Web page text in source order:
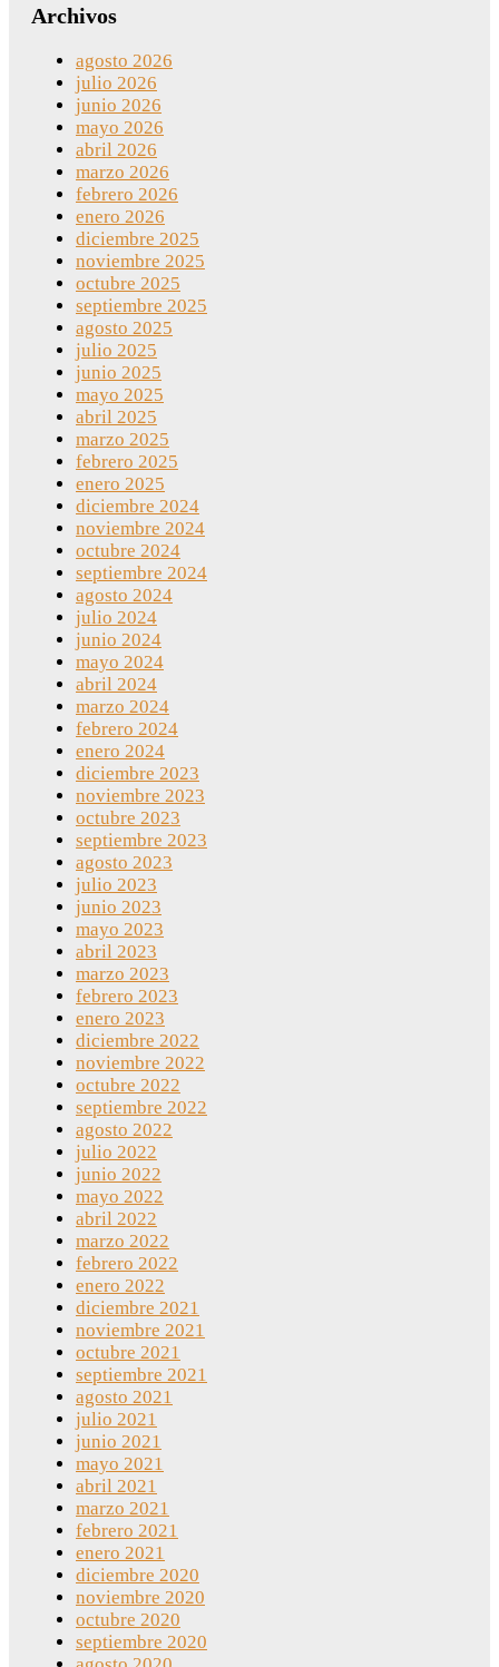
Archivos
agosto 2026
julio 2026
junio 2026
mayo 2026
abril 2026
marzo 2026
febrero 2026
enero 2026
diciembre 2025
noviembre 2025
octubre 2025
septiembre 2025
agosto 2025
julio 2025
junio 2025
mayo 2025
abril 2025
marzo 2025
febrero 2025
enero 2025
diciembre 2024
noviembre 2024
octubre 2024
septiembre 2024
agosto 2024
julio 2024
junio 2024
mayo 2024
abril 2024
marzo 2024
febrero 2024
enero 2024
diciembre 2023
noviembre 2023
octubre 2023
septiembre 2023
agosto 2023
julio 2023
junio 2023
mayo 2023
abril 2023
marzo 2023
febrero 2023
enero 2023
diciembre 2022
noviembre 2022
octubre 2022
septiembre 2022
agosto 2022
julio 2022
junio 2022
mayo 2022
abril 2022
marzo 2022
febrero 2022
enero 2022
diciembre 2021
noviembre 2021
octubre 2021
septiembre 2021
agosto 2021
julio 2021
junio 2021
mayo 2021
abril 2021
marzo 2021
febrero 2021
enero 2021
diciembre 2020
noviembre 2020
octubre 2020
septiembre 2020